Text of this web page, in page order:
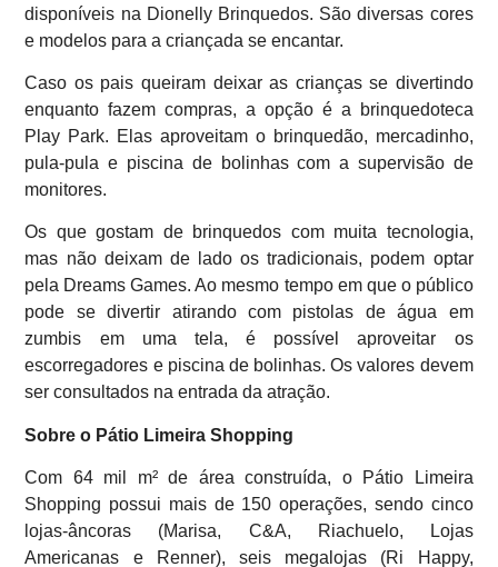
disponíveis na Dionelly Brinquedos. São diversas cores
e modelos para a criançada se encantar.
Caso os pais queiram deixar as crianças se divertindo
enquanto fazem compras, a opção é a brinquedoteca
Play Park. Elas aproveitam o brinquedão, mercadinho,
pula-pula e piscina de bolinhas com a supervisão de
monitores.
Os que gostam de brinquedos com muita tecnologia,
mas não deixam de lado os tradicionais, podem optar
pela Dreams Games. Ao mesmo tempo em que o público
pode se divertir atirando com pistolas de água em
zumbis em uma tela, é possível aproveitar os
escorregadores e piscina de bolinhas. Os valores devem
ser consultados na entrada da atração.
Sobre o Pátio Limeira Shopping
Com 64 mil m² de área construída, o Pátio Limeira
Shopping possui mais de 150 operações, sendo cinco
lojas-âncoras (Marisa, C&A, Riachuelo, Lojas
Americanas e Renner), seis megalojas (Ri Happy,